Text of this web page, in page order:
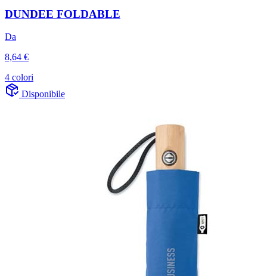
DUNDEE FOLDABLE
Da
8,64 €
4 colori
Disponibile